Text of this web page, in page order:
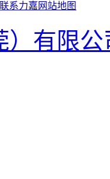
联系力嘉 网站地图
）有限